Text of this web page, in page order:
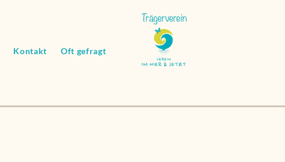
Kontakt Oft gefragt